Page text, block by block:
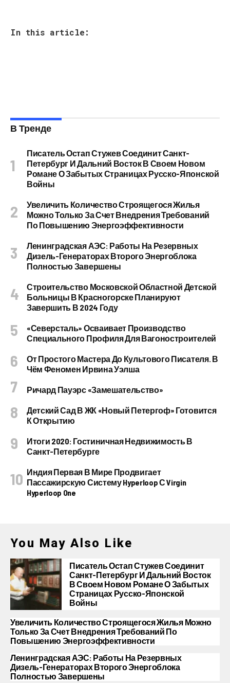
In this article:
В Тренде
Писатель Остап Стужев Соединит Санкт-
Петербург И Дальний Восток В Своем Новом
Романе О Забытых Страницах Русско-Японской
Войны
Увеличить Количество Строящегося Жилья
Можно Только За Счет Внедрения Требований
По Повышению Энергоэффективности
Ленинградская АЭС: Работы На Резервных
Дизель-Генераторах Второго Энергоблока
Полностью Завершены
Строительство Московской Областной Детской
Больницы В Красногорске Планируют
Завершить В 2024 Году
«Северсталь» Осваивает Производство
Специального Профиля Для Вагоностроителей
От Простого Мастера До Культового Писателя. В
Чём Феномен Ирвина Уэлша
Ричард Пауэрс «Замешательство»
Детский Сад В ЖК «Новый Петергоф» Готовится
К Открытию
Итоги 2020: Гостиничная Недвижимость В
Санкт-Петербурге
Индия Первая В Мире Продвигает
Пассажирскую Систему Hyperloop С Virgin
Hyperloop One
You May Also Like
Писатель Остап Стужев Соединит
Санкт-Петербург И Дальний Восток
В Своем Новом Романе О Забытых
Страницах Русско-Японской
Войны
Увеличить Количество Строящегося Жилья Можно
Только За Счет Внедрения Требований По
Повышению Энергоэффективности
Ленинградская АЭС: Работы На Резервных
Дизель-Генераторах Второго Энергоблока
Полностью Завершены